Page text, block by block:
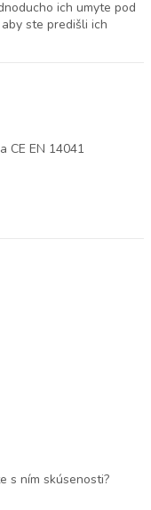
ich umyte pod
ste predišli ich
CE EN 14041
s ním skúsenosti?